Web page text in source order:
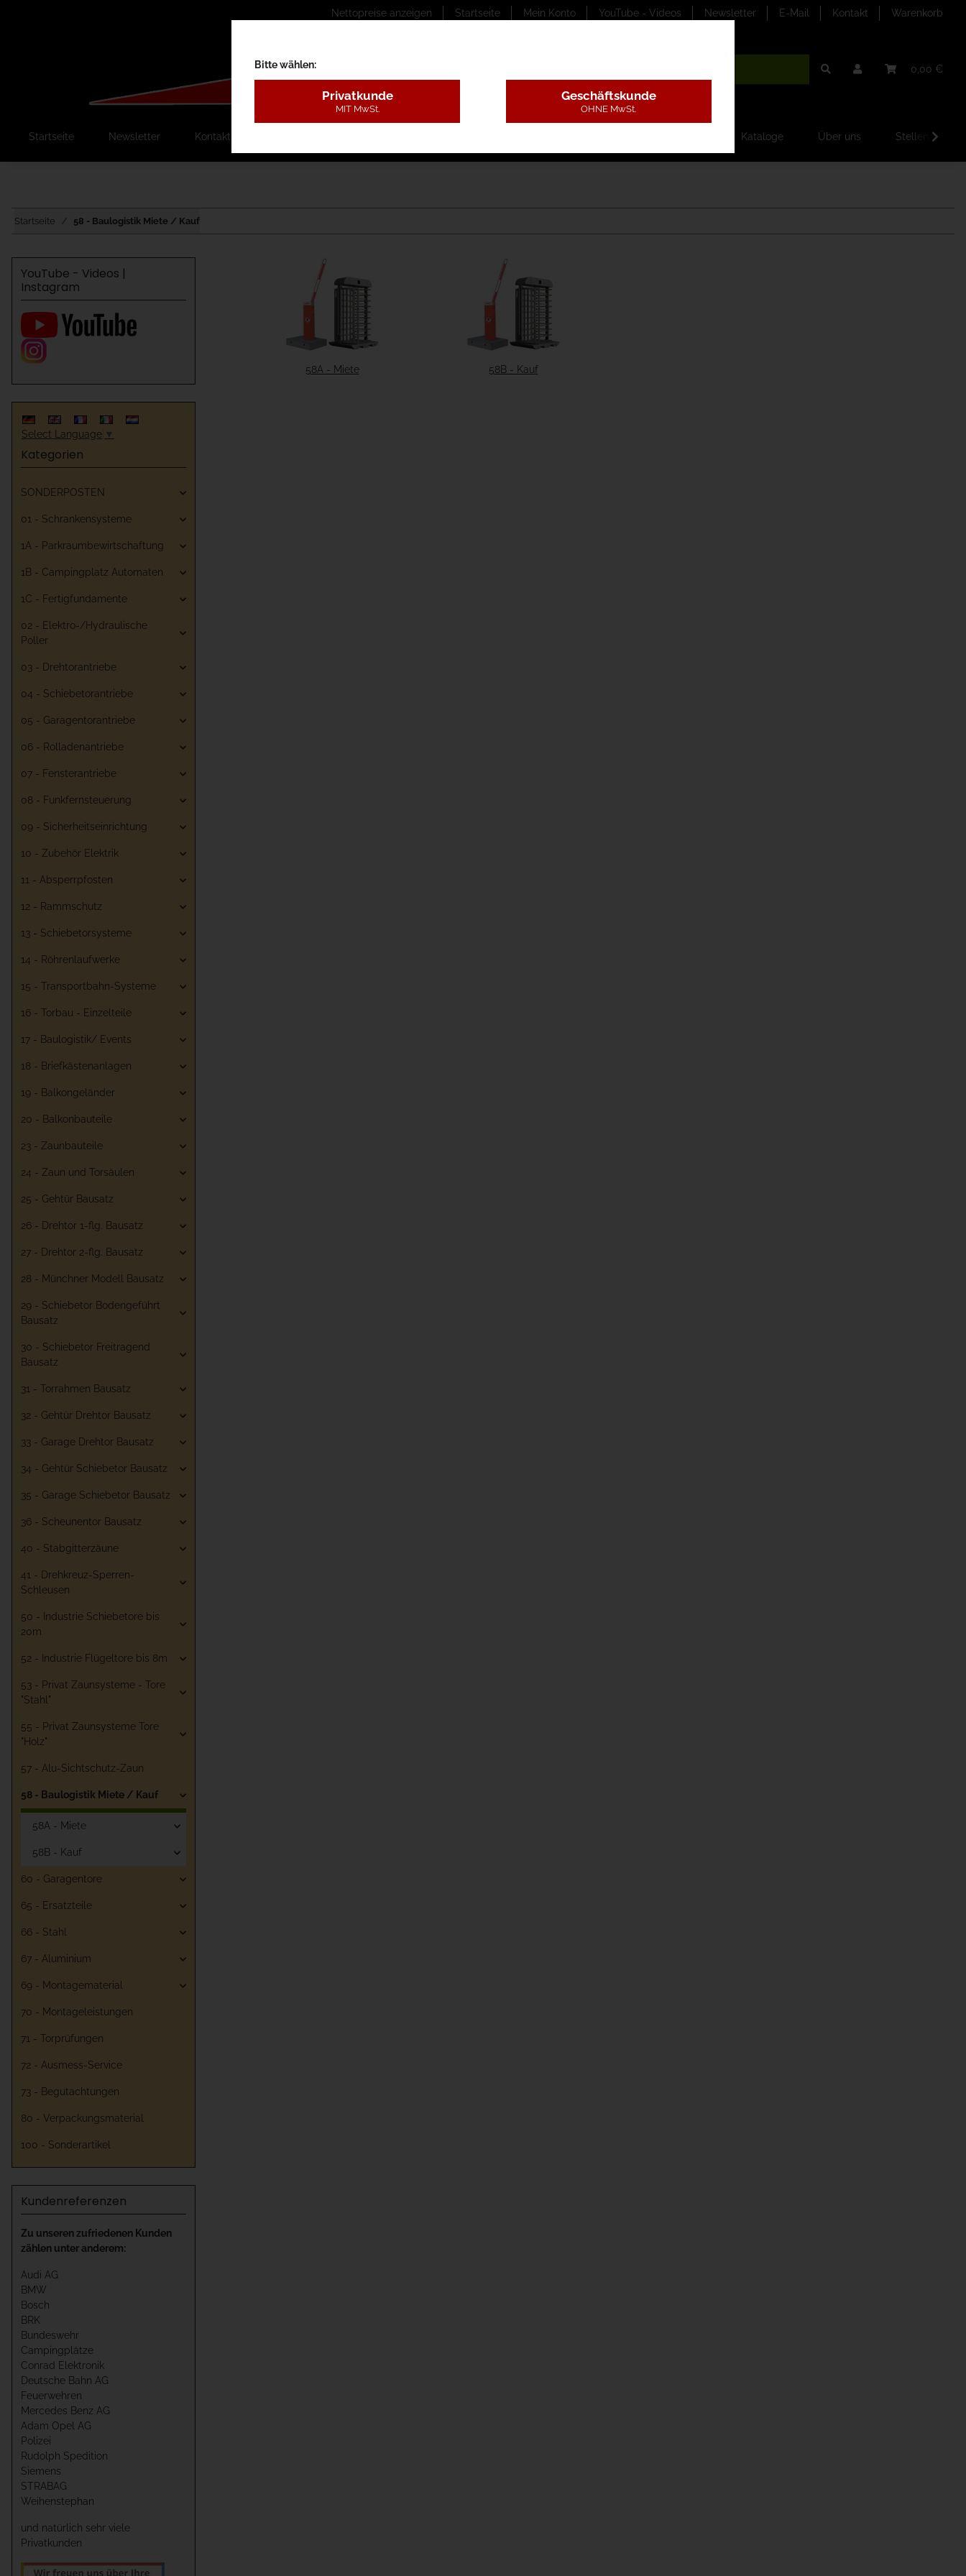
Nettopreise anzeigen Startseite Mein Konto YouTube - Videos Newsletter E-Mail Kontakt Warenkorb
0,00 €
Startseite Newsletter Kontakt Kataloge Über uns
Startseite 58 - Baulogistik Miete / Kauf
58A - Miete 58B - Kauf
YouTube - Videos |
Instagram
Select Language ▼
Kategorien
SONDERPOSTEN
01 - Schrankensysteme
1A - Parkraumbewirtschaftung
1B - Campingplatz Automaten
1C - Fertigfundamente
02 - Elektro-/Hydraulische
Poller
03 - Drehtorantriebe
04 - Schiebetorantriebe
05 - Garagentorantriebe
06 - Rolladenantriebe
07 - Fensterantriebe
08 - Funkfernsteuerung
09 - Sicherheitseinrichtung
10 - Zubehör Elektrik
11 - Absperrpfosten
12 - Rammschutz
13 - Schiebetorsysteme
14 - Röhrenlaufwerke
15 - Transportbahn-Systeme
16 - Torbau - Einzelteile
17 - Baulogistik/ Events
18 - Briefkästenanlagen
19 - Balkongeländer
20 - Balkonbauteile
23 - Zaunbauteile
24 - Zaun und Torsäulen
25 - Gehtür Bausatz
26 - Drehtor 1-flg. Bausatz
27 - Drehtor 2-flg. Bausatz
28 - Münchner Modell Bausatz
29 - Schiebetor Bodengeführt
Bausatz
30 - Schiebetor Freitragend
Bausatz
31 - Torrahmen Bausatz
32 - Gehtür Drehtor Bausatz
33 - Garage Drehtor Bausatz
34 - Gehtür Schiebetor Bausatz
35 - Garage Schiebetor Bausatz
36 - Scheunentor Bausatz
40 - Stabgitterzäune
41 - Drehkreuz-Sperren-
Schleusen
50 - Industrie Schiebetore bis
20m
52 - Industrie Flügeltore bis 8m
53 - Privat Zaunsysteme - Tore
"Stahl"
55 - Privat Zaunsysteme Tore
"Holz"
57 - Alu-Sichtschutz-Zaun
58 - Baulogistik Miete / Kauf
58A - Miete
58B - Kauf
60 - Garagentore
65 - Ersatzteile
66 - Stahl
67 - Aluminium
69 - Montagematerial
70 - Montageleistungen
71 - Torprüfungen
72 - Ausmess-Service
73 - Begutachtungen
80 - Verpackungsmaterial
100 - Sonderartikel
Kundenreferenzen
Zu unseren zufriedenen Kunden
zählen unter anderem:
Audi AG
BMW
Bosch
BRK
Bundeswehr
Campingplätze
Conrad Elektronik
Deutsche Bahn AG
Feuerwehren
Mercedes Benz AG
Adam Opel AG
Polizei
Rudolph Spedition
Siemens
STRABAG
Weihenstephan
und natürlich sehr viele
Privatkunden
Bitte wählen:
Privatkunde
MIT MwSt.
Geschäftskunde
OHNE MwSt.